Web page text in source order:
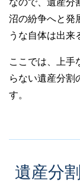
なので、遺産分
沼の紛争へと発
うな自体は出来
ここでは、上手
らない遺産分割
す。
遺産分